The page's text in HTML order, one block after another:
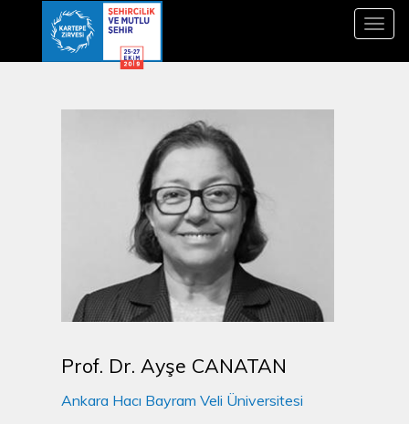
Prof. Dr. Ayşe CANATAN
Ankara Hacı Bayram Veli Üniversitesi